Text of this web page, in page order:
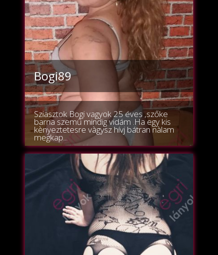
Bogi89
Sziasztok Bogi vagyok 25 éves ,szőke
barna szemű mindig vidám .Ha egy kis
kènyeztetesre vàgysz hívj bátran nàlam
megkap...